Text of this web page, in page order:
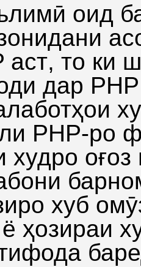
оид
аст, то ки
дар
PHP-ро
худро оғоз
хуб
ё ҳозираи